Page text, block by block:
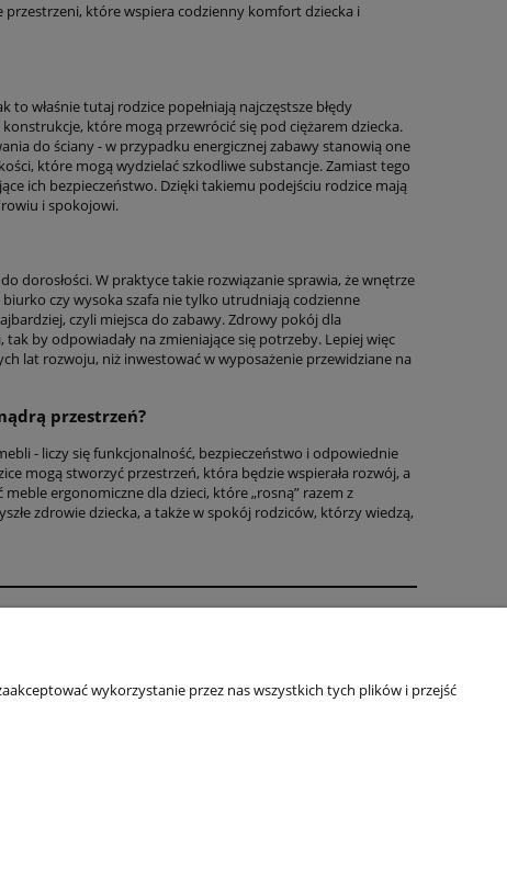
które wspiera codzienny komfort dziecka i
właśnie tutaj rodzice popełniają najczęstsze błędy
które mogą przewrócić się pod ciężarem dziecka.
do ściany - w przypadku energicznej zabawy stanowią one
które mogą wydzielać szkodliwe substancje. Zamiast tego
ich bezpieczeństwo. Dzięki takiemu podejściu rodzice mają
i spokojowi.
dorosłości. W praktyce takie rozwiązanie sprawia, że wnętrze
czy wysoka szafa nie tylko utrudniają codzienne
czyli miejsca do zabawy. Zdrowy pokój dla
by odpowiadały na zmieniające się potrzeby. Lepiej więc
lat rozwoju, niż inwestować w wyposażenie przewidziane na
przestrzeń?
- liczy się funkcjonalność, bezpieczeństwo i odpowiednie
mogą stworzyć przestrzeń, która będzie wspierała rozwój, a
ergonomiczne dla dzieci, które „rosną” razem z
zdrowie dziecka, a także w spokój rodziców, którzy wiedzą,
wykorzystanie przez nas wszystkich tych plików i przejść